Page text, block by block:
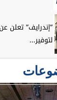
”إندرايف” تعلن
لتوفير...